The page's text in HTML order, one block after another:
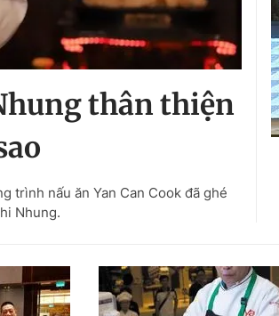
thân thiện
trình nấu ăn Yan Can Cook đã ghé
Nhung.